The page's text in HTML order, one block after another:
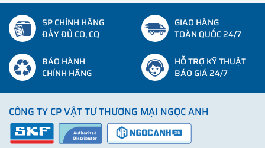
SP CHÍNH HÃNG
ĐẦY ĐỦ CO, CQ
GIAO HÀNG
TOÀN QUỐC 24/7
BẢO HÀNH
CHÍNH HÃNG
HỖ TRỢ KỸ THUẬT
BÁO GIÁ 24/7
CÔNG TY CP VẬT TƯ THƯƠNG MẠI NGỌC ANH